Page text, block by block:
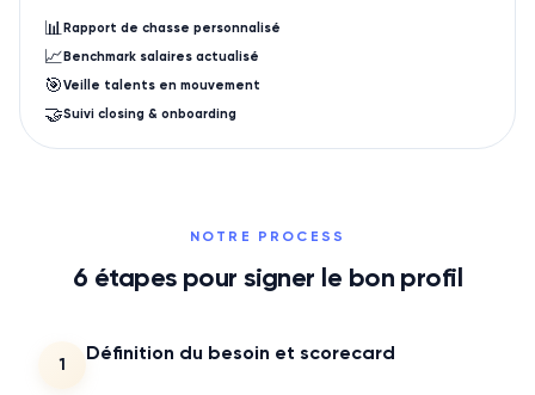
📊 Rapport de chasse personnalisé
📈Benchmark salaires actualisé
🎯Veille talents en mouvement
🤝Suivi closing & onboarding
NOTRE PROCESS
6 étapes pour signer le bon profil
1
Définition du besoin et scorecard